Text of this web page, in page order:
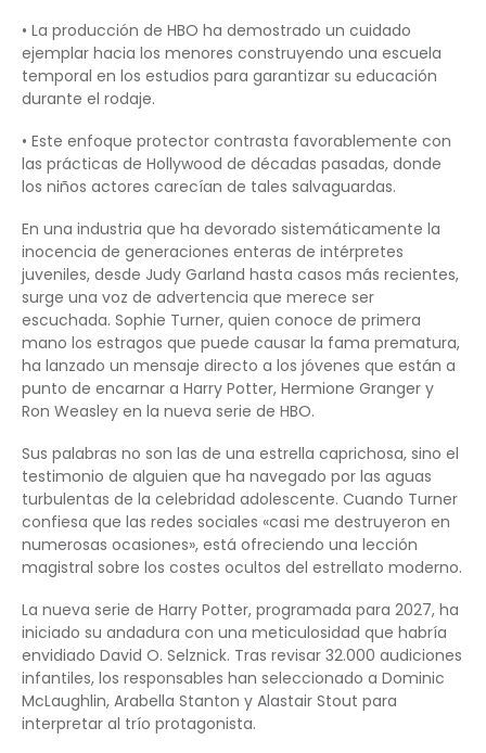
• La producción de HBO ha demostrado un cuidado
ejemplar hacia los menores construyendo una escuela
temporal en los estudios para garantizar su educación
durante el rodaje.
• Este enfoque protector contrasta favorablemente con
las prácticas de Hollywood de décadas pasadas, donde
los niños actores carecían de tales salvaguardas.
En una industria que ha devorado sistemáticamente la
inocencia de generaciones enteras de intérpretes
juveniles, desde Judy Garland hasta casos más recientes,
surge una voz de advertencia que merece ser
escuchada. Sophie Turner, quien conoce de primera
mano los estragos que puede causar la fama prematura,
ha lanzado un mensaje directo a los jóvenes que están a
punto de encarnar a Harry Potter, Hermione Granger y
Ron Weasley en la nueva serie de HBO.
Sus palabras no son las de una estrella caprichosa, sino el
testimonio de alguien que ha navegado por las aguas
turbulentas de la celebridad adolescente. Cuando Turner
confiesa que las redes sociales «casi me destruyeron en
numerosas ocasiones», está ofreciendo una lección
magistral sobre los costes ocultos del estrellato moderno.
La nueva serie de Harry Potter, programada para 2027, ha
iniciado su andadura con una meticulosidad que habría
envidiado David O. Selznick. Tras revisar 32.000 audiciones
infantiles, los responsables han seleccionado a Dominic
McLaughlin, Arabella Stanton y Alastair Stout para
interpretar al trío protagonista.